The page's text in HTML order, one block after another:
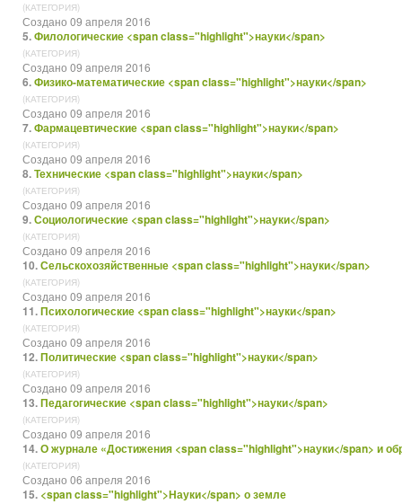
(КАТЕГОРИЯ)
Создано 09 апреля 2016
5.Филологические <span class="highlight">науки</span>
(КАТЕГОРИЯ)
Создано 09 апреля 2016
6.Физико-математические <span class="highlight">науки</span>
(КАТЕГОРИЯ)
Создано 09 апреля 2016
7.Фармацевтические <span class="highlight">науки</span>
(КАТЕГОРИЯ)
Создано 09 апреля 2016
8.Технические <span class="highlight">науки</span>
(КАТЕГОРИЯ)
Создано 09 апреля 2016
9.Социологические <span class="highlight">науки</span>
(КАТЕГОРИЯ)
Создано 09 апреля 2016
10.Сельскохозяйственные <span class="highlight">науки</span>
(КАТЕГОРИЯ)
Создано 09 апреля 2016
11.Психологические <span class="highlight">науки</span>
(КАТЕГОРИЯ)
Создано 09 апреля 2016
12.Политические <span class="highlight">науки</span>
(КАТЕГОРИЯ)
Создано 09 апреля 2016
13.Педагогические <span class="highlight">науки</span>
(КАТЕГОРИЯ)
Создано 09 апреля 2016
14.О журнале «Достижения <span class="highlight">науки</span> и
(КАТЕГОРИЯ)
Создано 06 апреля 2016
15. <span class="highlight">Науки</span> о земле